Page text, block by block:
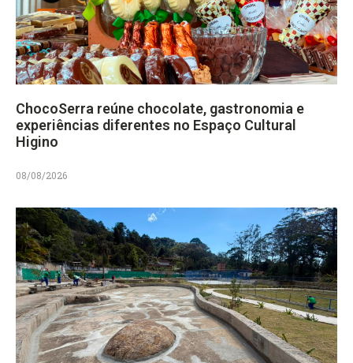
ChocoSerra reúne chocolate, gastronomia e
experiências diferentes no Espaço Cultural
Higino
08/08/2026